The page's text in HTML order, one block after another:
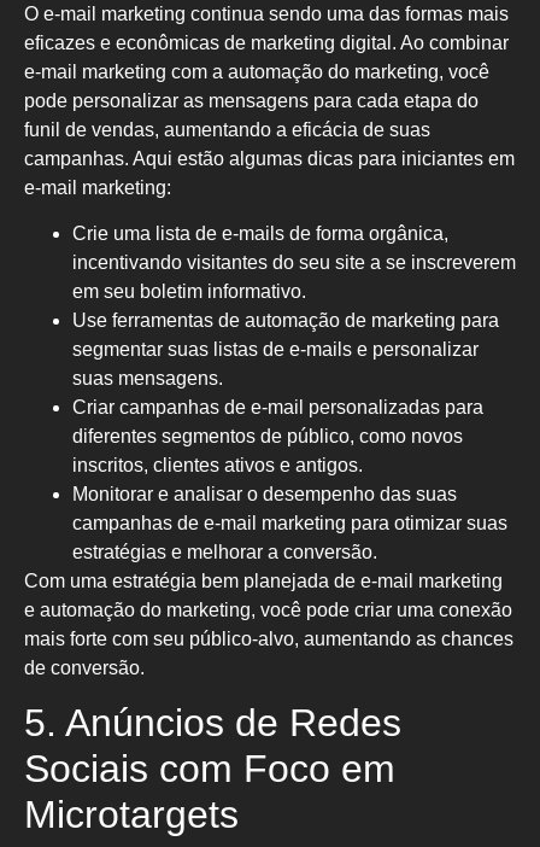
O e-mail marketing continua sendo uma das formas mais
eficazes e econômicas de marketing digital. Ao combinar
e-mail marketing com a automação do marketing, você
pode personalizar as mensagens para cada etapa do
funil de vendas, aumentando a eficácia de suas
campanhas. Aqui estão algumas dicas para iniciantes em
e-mail marketing:
Crie uma lista de e-mails de forma orgânica,
incentivando visitantes do seu site a se inscreverem
em seu boletim informativo.
Use ferramentas de automação de marketing para
segmentar suas listas de e-mails e personalizar
suas mensagens.
Criar campanhas de e-mail personalizadas para
diferentes segmentos de público, como novos
inscritos, clientes ativos e antigos.
Monitorar e analisar o desempenho das suas
campanhas de e-mail marketing para otimizar suas
estratégias e melhorar a conversão.
Com uma estratégia bem planejada de e-mail marketing
e automação do marketing, você pode criar uma conexão
mais forte com seu público-alvo, aumentando as chances
de conversão.
5. Anúncios de Redes
Sociais com Foco em
Microtargets